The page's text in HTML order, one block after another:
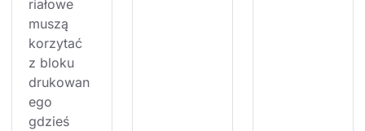
riałowe
muszą
korzytać
z bloku
drukowan
ego
gdzieś